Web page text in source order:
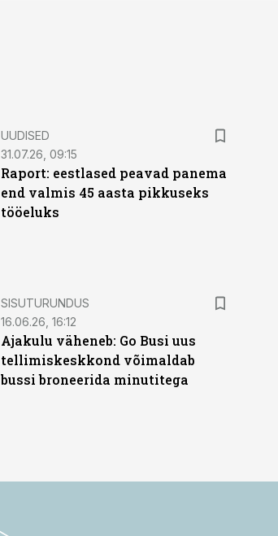
UUDISED
31.07.26, 09:15
Raport: eestlased peavad panema
end valmis 45 aasta pikkuseks
tööeluks
ST
SISUTURUNDUS
16.06.26, 16:12
Ajakulu väheneb: Go Busi uus
tellimiskeskkond võimaldab
bussi broneerida minutitega